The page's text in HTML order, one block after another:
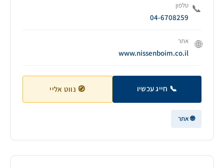
📞 טלפון
04-6708259
🌐 אתר
www.nissenboim.co.il
📞 חייג עכשיו 🧭 נווט אליי
🌐 אתר